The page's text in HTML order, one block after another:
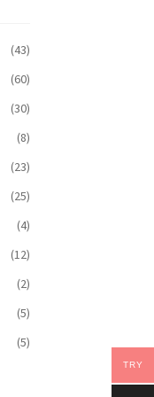
(43)
(60)
(30)
(8)
(23)
(25)
(4)
(12)
(2)
(5)
(5)
TRY